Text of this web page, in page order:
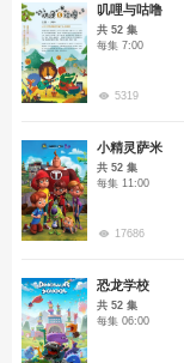
叽哩与咕噜
共 52 集
每集 7:00
5319
小精灵萨米
共 52 集
每集 11:00
17686
恐龙学校
共 52 集
每集 06:00